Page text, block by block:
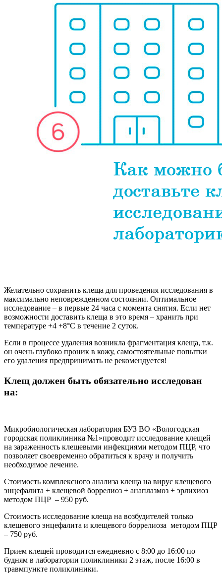
Желательно сохранить клеща для проведения исследования в
максимально неповрежденном состоянии. Оптимальное
исследование – в первые 24 часа с момента снятия. Если нет
возможности доставить клеща в это время – хранить при
температуре +4 +8°С в течение 2 суток.
Если в процессе удаления возникла фрагментация клеща, т.к.
он очень глубоко проник в кожу, самостоятельные попытки
его удаления предпринимать не рекомендуется!
Клещ должен быть обязательно исследован
на:
Микробиологическая лаборатория БУЗ ВО «Вологодская
городская поликлиника №1»проводит исследование клещей
на зараженность клещевыми инфекциями методом ПЦР, что
позволяет своевременно обратиться к врачу и получить
необходимое лечение.
Стоимость комплексного анализа клеща на вирус клещевого
энцефалита + клещевой боррелиоз + анаплазмоз + эрлихиоз
методом ПЦР – 950 руб.
Стоимость исследование клеща на возбудителей только
клещевого энцефалита и клещевого боррелиоза методом ПЦР
– 750 руб.
Прием клещей проводится ежедневно с 8:00 до 16:00 по
будням в лаборатории поликлиники 2 этаж, после 16:00 в
травмпункте поликлиники.